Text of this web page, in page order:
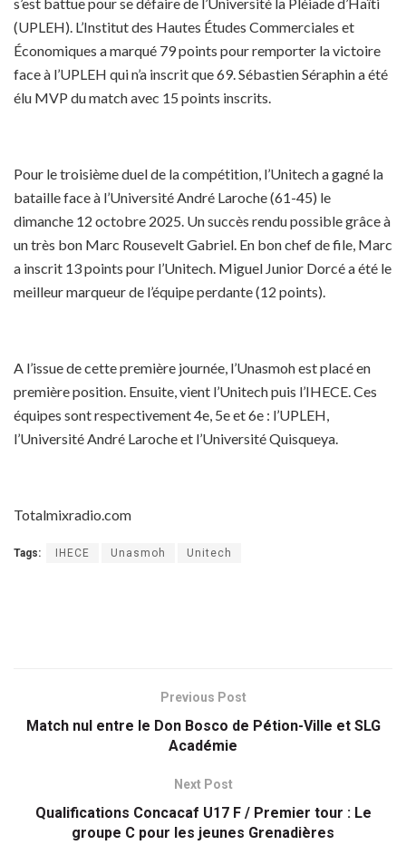
(UPLEH). L’Institut des Hautes Études Commerciales et
Économiques a marqué 79 points pour remporter la victoire
face à l’UPLEH qui n’a inscrit que 69. Sébastien Séraphin a été
élu MVP du match avec 15 points inscrits.
Pour le troisième duel de la compétition, l’Unitech a gagné la
bataille face à l’Université André Laroche (61-45) le
dimanche 12 octobre 2025. Un succès rendu possible grâce à
un très bon Marc Rousevelt Gabriel. En bon chef de file, Marc
a inscrit 13 points pour l’Unitech. Miguel Junior Dorcé a été le
meilleur marqueur de l’équipe perdante (12 points).
A l’issue de cette première journée, l’Unasmoh est placé en
première position. Ensuite, vient l’Unitech puis l’IHECE. Ces
équipes sont respectivement 4e, 5e et 6e : l’UPLEH,
l’Université André Laroche et l’Université Quisqueya.
Totalmixradio.com
Tags: IHECE Unasmoh Unitech
Previous Post
Match nul entre le Don Bosco de Pétion-Ville et SLG
Académie
Next Post
Qualifications Concacaf U17 F / Premier tour : Le
groupe C pour les jeunes Grenadières